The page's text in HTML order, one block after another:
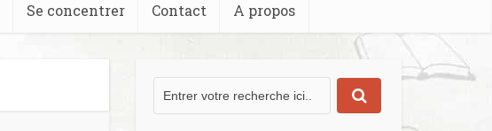
Se concentrer Contact A propos